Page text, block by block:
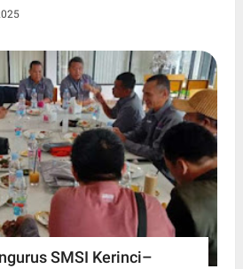
SMSI Kerinci–